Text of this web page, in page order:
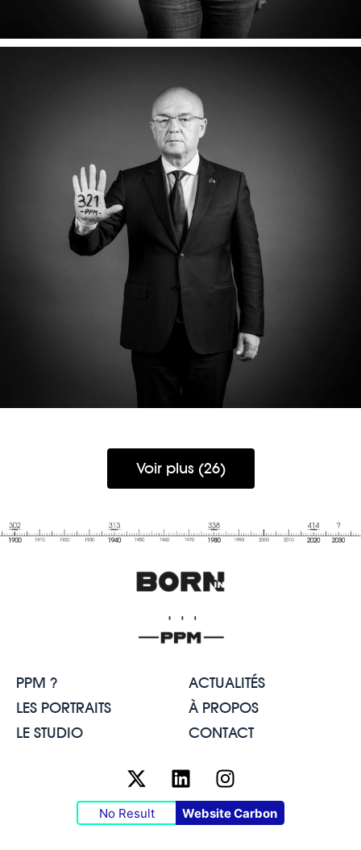
ARIANE
Voir plus (26)
PPM ?
LES PORTRAITS
LE STUDIO
ACTUALITÉS
À PROPOS
CONTACT
No Result Website Carbon